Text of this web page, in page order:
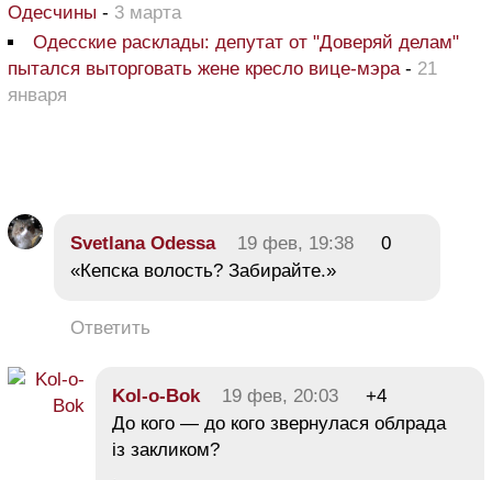
Одесчины - 3 марта
Одесские расклады: депутат от "Доверяй делам"
пытался выторговать жене кресло вице-мэра - 21
января
Svetlana Odessa 19 фев, 19:38
0
«Кепска волость? Забирайте.»
Ответить
Kol-o-Bok 19 фев, 20:03
+4
До кого — до кого звернулася облрада
із закликом?
.